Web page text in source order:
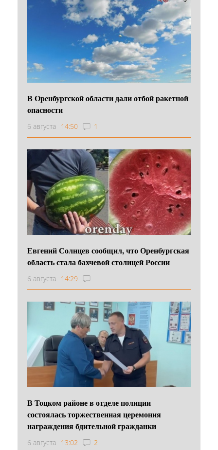
В Оренбургской области дали отбой ракетной
опасности
6 августа 14:50 1
Евгений Солнцев сообщил, что Оренбургская
область стала бахчевой столицей России
6 августа 14:29
В Тоцком районе в отделе полиции
состоялась торжественная церемония
награждения бдительной гражданки
6 августа 13:02 2